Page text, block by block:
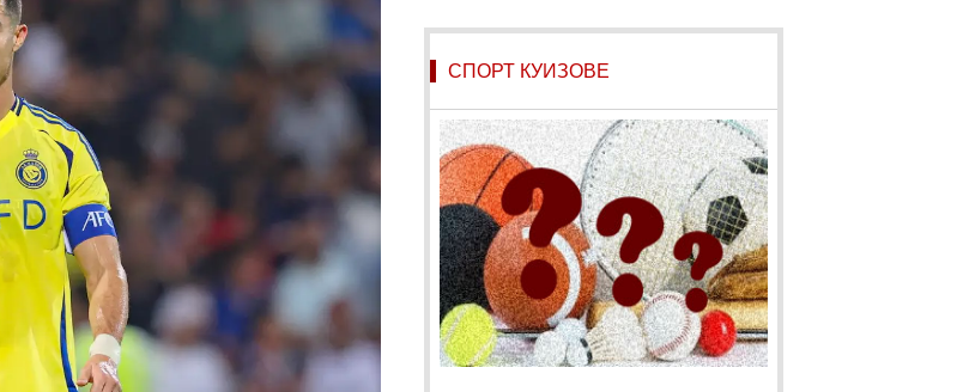
СПОРТ КУИЗОВЕ